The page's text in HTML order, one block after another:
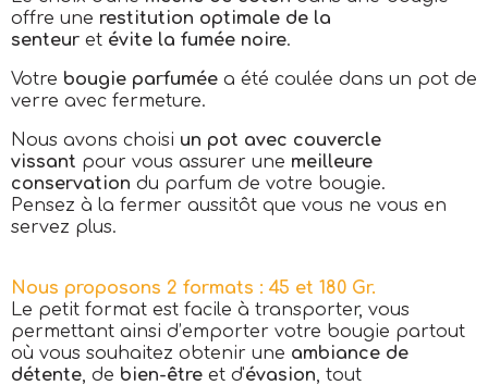
offre une restitution optimale de la
senteur et évite la fumée noire.
Votre bougie parfumée a été coulée dans un pot de
verre avec fermeture.
Nous avons choisi un pot avec couvercle
vissant pour vous assurer une meilleure
conservation du parfum de votre bougie.
Pensez à la fermer aussitôt que vous ne vous en
servez plus.
Nous proposons 2 formats : 45 et 180 Gr.
Le petit format est facile à transporter, vous
permettant ainsi d’emporter votre bougie partout
où vous souhaitez obtenir une ambiance de
détente, de bien-être et d'évasion, tout